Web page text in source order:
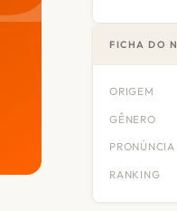
FICHA DO
ORIGEM
GÊNERO
PRONÚNCIA
RANKING